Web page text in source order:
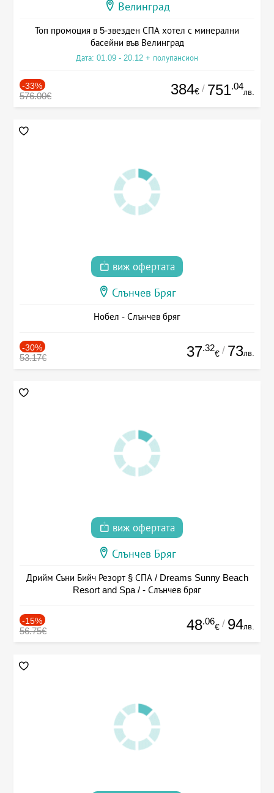
Велинград
Топ промоция в 5-звезден СПА хотел с минерални
басейни във Велинград
Дата: 01.09 - 20.12 + полупансион
-33%
576.00€ 384€ / 751.04
лв.
виж офертата
Слънчев Бряг
Нобел - Слънчев бряг
-30%
53.17€ 37.32
€ / 73лв.
виж офертата
Слънчев Бряг
Дрийм Съни Бийч Резорт § СПА / Dreams Sunny Beach
Resort and Spa / - Слънчев бряг
-15%
56.75€ 48.06
€ / 94лв.